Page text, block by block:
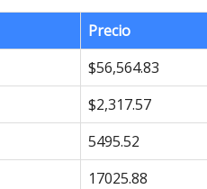
Precio
$56,564.83
$2,317.57
5495.52
17025.88